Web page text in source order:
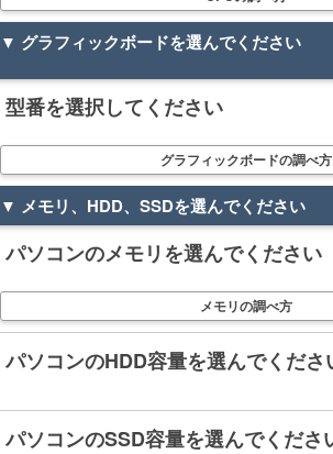
▼ グラフィックボードを選んでください
グラフィックボードの調べ方
▼ メモリ、HDD、SSDを選んでください
メモリの調べ方